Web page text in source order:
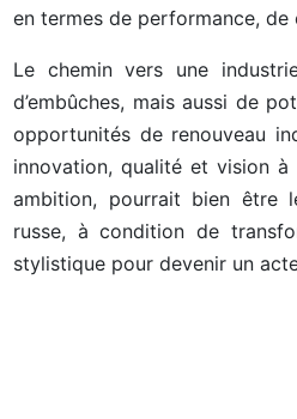
en termes de performance,
Le chemin vers une
d’embûches, mais aussi de
opportunités de renouveau
innovation, qualité et vision à
ambition, pourrait bien être
russe, à condition de
stylistique pour devenir un